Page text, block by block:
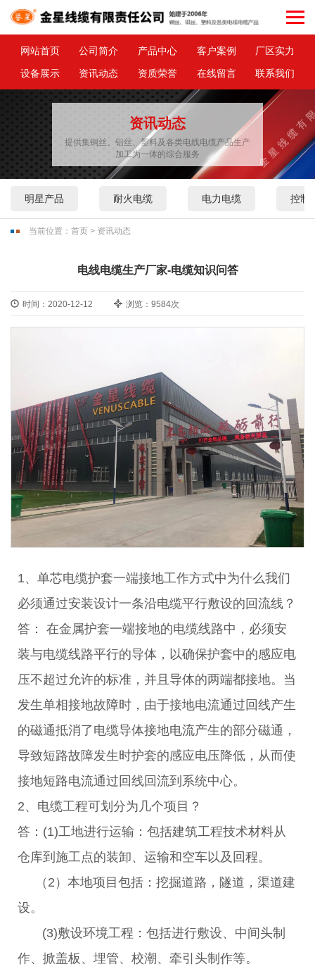
网站首页 公司简介 产品中心 客户案例
厂区实力
设备展示
资讯动态 资质荣誉 在线留言 联系我们
资讯动态
提供集铜丝、铝丝、塑料及各类电线电缆产品生产
加工为一体的综合服务
明星产品 耐火电缆 电力电缆 控制
当前位置： 首页 > 资讯动态
电线电缆生产厂家-电缆知识问答
时间：2020-12-12 浏览：9584次
1、单芯电缆护套一端接地工作方式中为什么我们
必须通过安装设计一条沿电缆平行敷设的回流线？
答： 在金属护套一端接地的电缆线路中，必须安
装与电缆线路平行的导体，以确保护套中的感应电
压不超过允许的标准，并且导体的两端都接地。当
发生单相接地故障时，由于接地电流通过回线产生
的磁通抵消了电缆导体接地电流产生的部分磁通，
导致短路故障发生时护套的感应电压降低，从而使
接地短路电流通过回线回流到系统中心。
2、电缆工程可划分为几个项目？
答：(1)工地进行运输：包括建筑工程技术材料从
仓库到施工点的装卸、运输和空车以及回程。
（2）本地项目包括：挖掘道路，隧道，渠道建
设。
(3)敷设环境工程：包括进行敷设、中间头制
作、掀盖板、埋管、校潮、牵引头制作等。